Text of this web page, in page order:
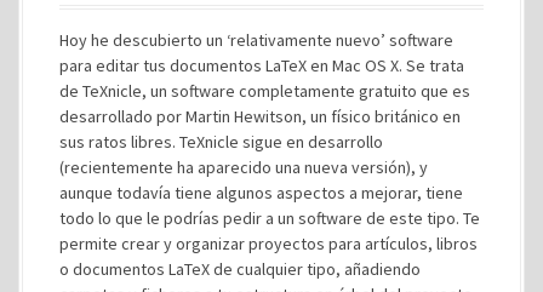
Hoy he descubierto un ‘relativamente nuevo’ software
para editar tus documentos LaTeX en Mac OS X. Se trata
de TeXnicle, un software completamente gratuito que es
desarrollado por Martin Hewitson, un físico británico en
sus ratos libres. TeXnicle sigue en desarrollo
(recientemente ha aparecido una nueva versión), y
aunque todavía tiene algunos aspectos a mejorar, tiene
todo lo que le podrías pedir a un software de este tipo. Te
permite crear y organizar proyectos para artículos, libros
o documentos LaTeX de cualquier tipo, añadiendo